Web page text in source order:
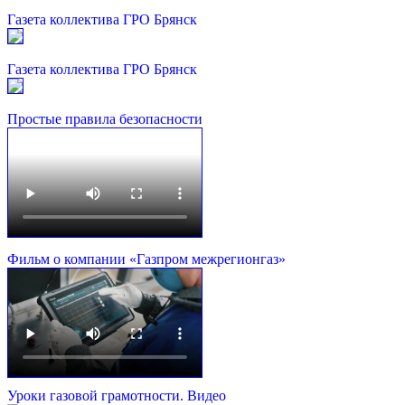
Газета коллектива ГРО Брянск
Газета коллектива ГРО Брянск
Простые правила безопасности
Фильм о компании «Газпром межрегионгаз»
Уроки газовой грамотности. Видео